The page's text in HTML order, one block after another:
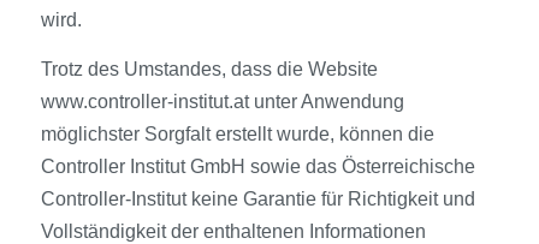
wird.
Trotz des Umstandes, dass die Website
www.controller-institut.at unter Anwendung
möglichster Sorgfalt erstellt wurde, können die
Controller Institut GmbH sowie das Österreichische
Controller-Institut keine Garantie für Richtigkeit und
Vollständigkeit der enthaltenen Informationen